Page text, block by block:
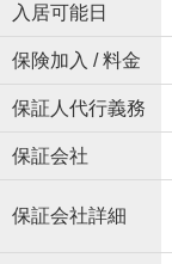
入居可能日
保険加入 / 料金
保証人代行義務
保証会社
保証会社詳細